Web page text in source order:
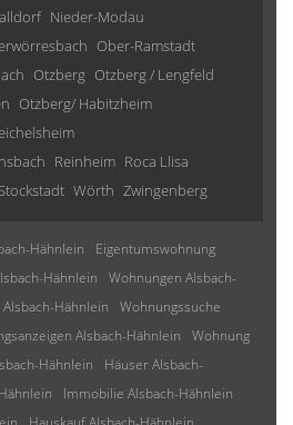
Nieder-Modau
Ober-Ramstadt
Otzberg Otzberg / Lengfeld
Otzberg/ Habitzheim
Reinheim Roca Llisa
Wörth Zwingenberg
Hähnlein
Eigentumswohnung
Hähnlein
Wohnungen Alsbach-
Hähnlein
Wohnungssuche
Alsbach-Hähnlein
Wohnung
Hähnlein
Häuser Alsbach-
Immobilie Alsbach-Hähnlein